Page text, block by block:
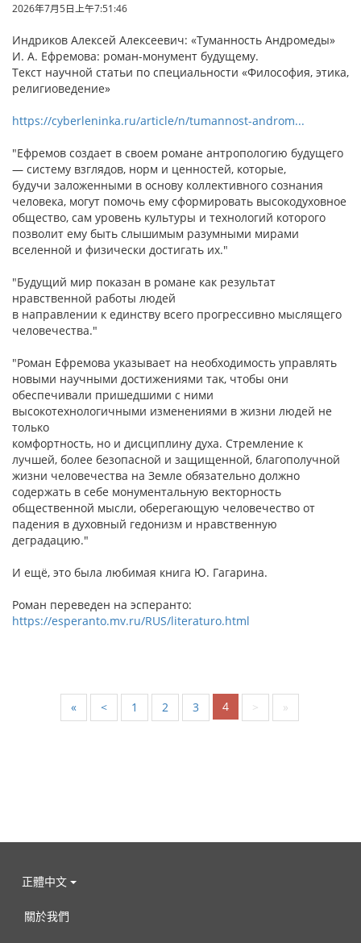
2026年7月5日上午7:51:46
Индриков Алексей Алексеевич: «Туманность Андромеды»
И. А. Ефремова: роман-монумент будущему.
Текст научной статьи по специальности «Философия, этика,
религиоведение»
https://cyberleninka.ru/article/n/tumannost-androm...
"Ефремов создает в своем романе антропологию будущего
— систему взглядов, норм и ценностей, которые,
будучи заложенными в основу коллективного сознания
человека, могут помочь ему сформировать высокодуховное
общество, сам уровень культуры и технологий которого
позволит ему быть слышимым разумными мирами
вселенной и физически достигать их."
"Будущий мир показан в романе как результат
нравственной работы людей
в направлении к единству всего прогрессивно мыслящего
человечества."
"Роман Ефремова указывает на необходимость управлять
новыми научными достижениями так, чтобы они
обеспечивали пришедшими с ними
высокотехнологичными изменениями в жизни людей не
только
комфортность, но и дисциплину духа. Стремление к
лучшей, более безопасной и защищенной, благополучной
жизни человечества на Земле обязательно должно
содержать в себе монументальную векторность
общественной мысли, оберегающую человечество от
падения в духовный гедонизм и нравственную
деградацию."
И ещё, это была любимая книга Ю. Гагарина.
Роман переведен на эсперанто:
https://esperanto.mv.ru/RUS/literaturo.html
« < 1 2 3 4 > »
正體中文
關於我們